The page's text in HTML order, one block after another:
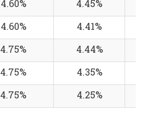
4.60%
4.45%
4.60%
4.41%
4.75%
4.44%
4.75%
4.35%
4.75% 4.25%